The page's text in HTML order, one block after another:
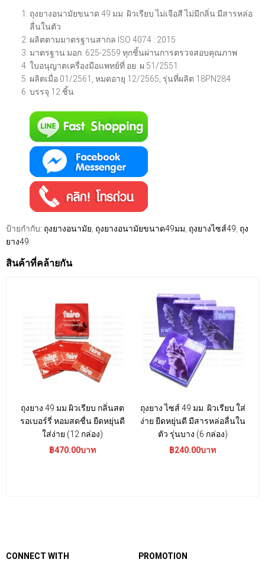
ถุงยางอนามัยขนาด 49 มม. ผิวเรียบ ไม่เจือสี ไม่มีกลิ่น มีสารหล่อ
ลื่นในตัว
ผลิตตามมาตรฐานสากล ISO 4074 : 2015
มาตรฐาน มอก. 625-2559 ทุกชิ้นผ่านการตรวจสอบคุณภาพ
ใบอนุญาตเครื่องมือแพทย์ที่ อย. ผ.51/2551
ผลิตเมื่อ 01/2561, หมดอายุ 12/2565, รุ่นที่ผลิต 18PN284
บรรจุ 12 ชิ้น
ป้ายกำกับ: ถุงยางอนามัย ถุงยางอนามัยขนาด49มม ถุงยางไซส์49 ถุง
ยาง49
สินค้าที่คล้ายกัน
ถุงยาง 49 มม ผิวเรียบ กลิ่นสต
รอเบอร์รี่ หอมสดชื่น ยืดหยุ่นดี
ใส่ง่าย (12 กล่อง)
฿470.00บาท
ถุงยาง ไซส์ 49 มม. ผิวเรียบ ใส่
ง่าย ยืดหยุ่นดี มีสารหล่อลื่นใน
ตัว รุ่นบาง (6 กล่อง)
฿240.00บาท
CONNECT WITH PROMOTION